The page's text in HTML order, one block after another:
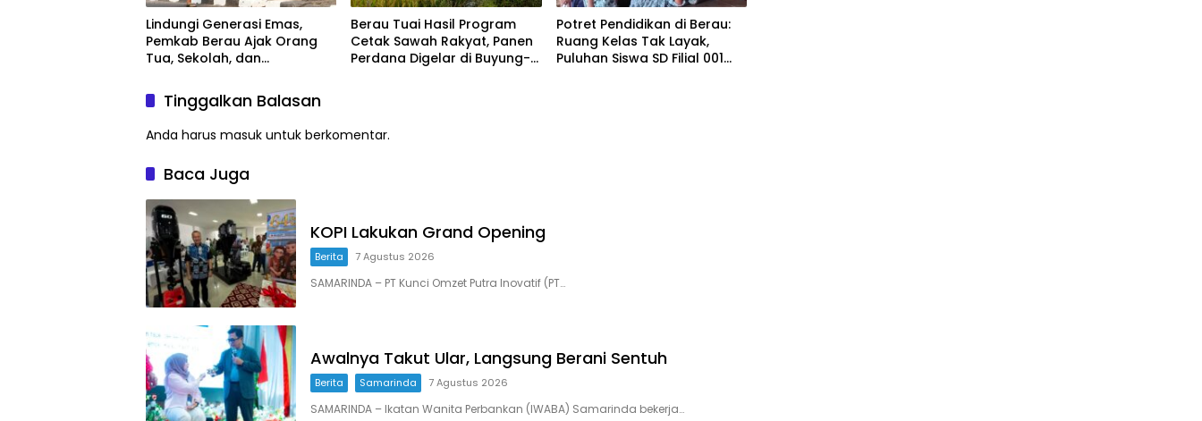
Lindungi Generasi Emas,
Pemkab Berau Ajak Orang
Tua, Sekolah, dan
Ruang Aman bagi Anak
Berau Tuai Hasil Program
Cetak Sawah Rakyat, Panen
Perdana Digelar di Buyung-
Potret Pendidikan di Berau:
Ruang Kelas Tak Layak,
Puluhan Siswa SD Filial 001
Tinggalkan Balasan
Anda harus masuk untuk berkomentar.
Baca Juga
KOPI Lakukan Grand Opening
Berita 7 Agustus 2026
SAMARINDA – PT Kunci Omzet Putra Inovatif (PT…
Awalnya Takut Ular, Langsung Berani Sentuh
Berita Samarinda 7 Agustus 2026
SAMARINDA – Ikatan Wanita Perbankan (IWABA) Samarinda bekerja…